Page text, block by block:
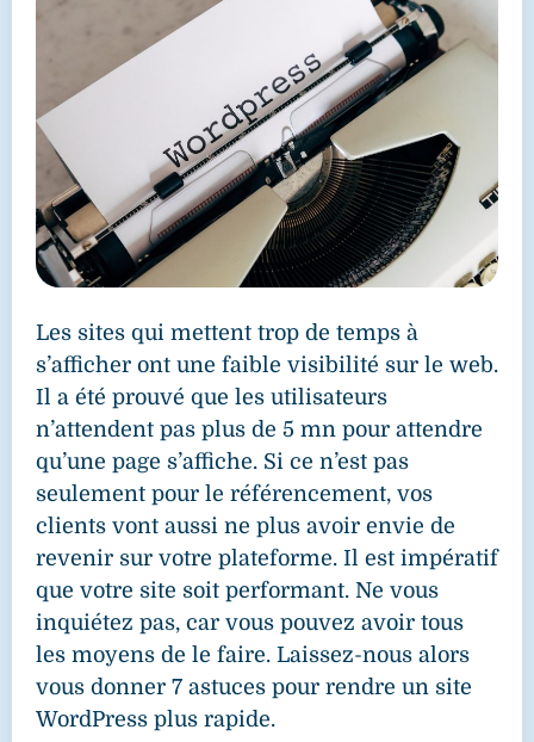
Les sites qui mettent trop de temps à
s’afficher ont une faible visibilité sur le web.
Il a été prouvé que les utilisateurs
n’attendent pas plus de 5 mn pour attendre
qu’une page s’affiche. Si ce n’est pas
seulement pour le référencement, vos
clients vont aussi ne plus avoir envie de
revenir sur votre plateforme. Il est impératif
que votre site soit performant. Ne vous
inquiétez pas, car vous pouvez avoir tous
les moyens de le faire. Laissez-nous alors
vous donner 7 astuces pour rendre un site
WordPress plus rapide.